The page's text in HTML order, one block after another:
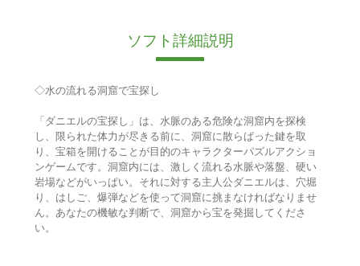
ソフト詳細説明
◇水の流れる洞窟で宝探し
「ダニエルの宝探し」は、水脈のある危険な洞窟内を探検
し、限られた体力が尽きる前に、洞窟に散らばった鍵を取
り、宝箱を開けることが目的のキャラクターパズルアクショ
ンゲームです。洞窟内には、激しく流れる水脈や落盤、硬い
岩場などがいっぱい。それに対する主人公ダニエルは、穴堀
り、はしご、爆弾などを使って洞窟に挑まなければなりませ
ん。あなたの機敏な判断で、洞窟から宝を発掘してくださ
い。